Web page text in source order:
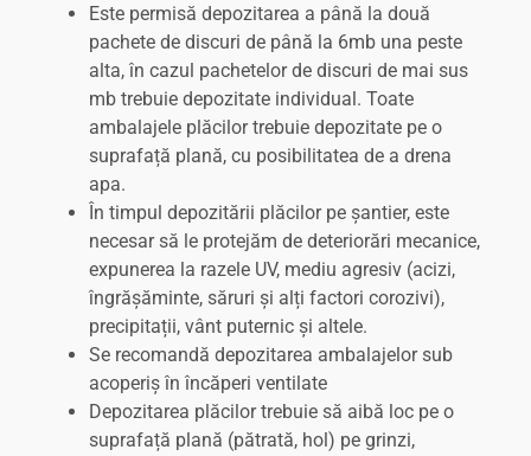
Este permisă depozitarea a până la două
pachete de discuri de până la 6mb una peste
alta, în cazul pachetelor de discuri de mai sus
mb trebuie depozitate individual. Toate
ambalajele plăcilor trebuie depozitate pe o
suprafață plană, cu posibilitatea de a drena
apa.
În timpul depozitării plăcilor pe șantier, este
necesar să le protejăm de deteriorări mecanice,
expunerea la razele UV, mediu agresiv (acizi,
îngrășăminte, săruri și alți factori corozivi),
precipitații, vânt puternic și altele.
Se recomandă depozitarea ambalajelor sub
acoperiș în încăperi ventilate
Depozitarea plăcilor trebuie să aibă loc pe o
suprafață plană (pătrată, hol) pe grinzi,